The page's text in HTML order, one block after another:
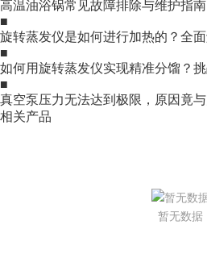
高温油浴锅常见故障排除与维护指南
■
旋转蒸发仪是如何进行加热的？全面解
■
如何用旋转蒸发仪实现精准分馏？挑
■
真空泵压力无法达到极限，原因竟
相关产品
暂无数据